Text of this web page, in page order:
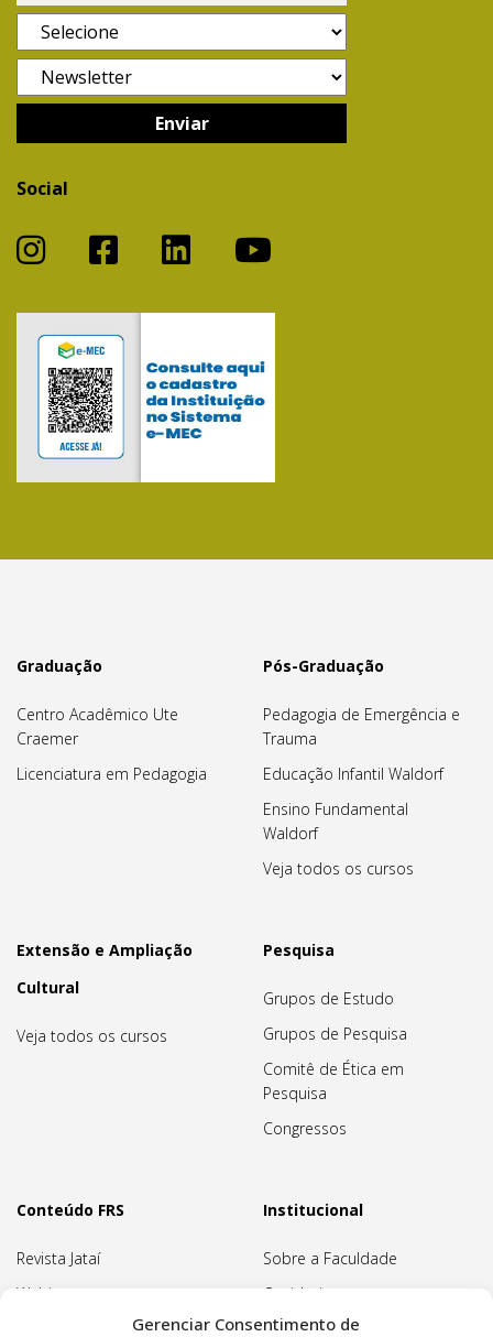
Gerenciar Consentimento de
Social
Graduação
Centro Acadêmico Ute
Craemer
Licenciatura em Pedagogia
Pós-Graduação
Pedagogia de Emergência e
Trauma
Educação Infantil Waldorf
Ensino Fundamental
Waldorf
Veja todos os cursos
Extensão e Ampliação
Cultural
Veja todos os cursos
Pesquisa
Grupos de Estudo
Grupos de Pesquisa
Comitê de Ética em
Pesquisa
Congressos
Conteúdo FRS
Revista Jataí
Webinars
Institucional
Sobre a Faculdade
Ouvidoria
Pedagogia Waldorf